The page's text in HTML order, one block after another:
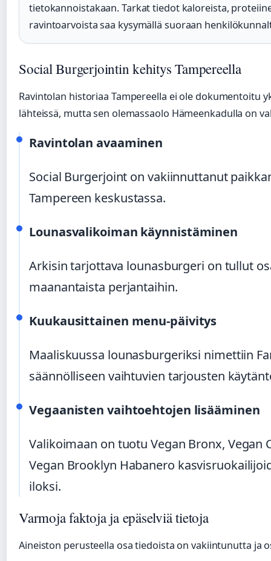
tietokannoistakaan. Tarkat tiedot kaloreista,
ravintoarvoista saa kysymällä suoraan
Social Burgerjointin kehitys Tampereella
Ravintolan historiaa Tampereella ei ole dokumentoitu
lähteissä, mutta sen olemassaolo Hämeenkadulla on
Ravintolan avaaminen
Social Burgerjoint on vakiinnuttanut
Tampereen keskustassa.
Lounasvalikoiman käynnistäminen
Arkisin tarjottava lounasburgeri on tullut
maanantaista perjantaihin.
Kuukausittainen menu-päivitys
Maaliskuussa lounasburgeriksi nimettiin
säännölliseen vaihtuvien tarjousten
Vegaanisten vaihtoehtojen lisääminen
Valikoimaan on tuotu Vegan Bronx, Vegan
Vegan Brooklyn Habanero
iloksi.
Varmoja faktoja ja epäselviä tietoja
Aineiston perusteella osa tiedoista on vakiintunutta ja